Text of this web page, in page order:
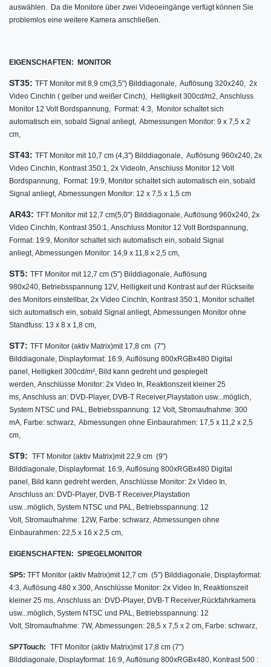
auswählen. Da die Monitore über zwei Videoeingänge verfügt können Sie
problemlos eine weitere Kamera anschließen.
EIGENSCHAFTEN: MONITOR
ST35: TFT Monitor mit 8,9 cm(3,5") Bilddiagonale, Auflösung 320x240, 2x
Video CinchIn ( gelber und weißer Cinch), Helligkeit 300cd/m2, Anschluss
Monitor 12 Volt Bordspannung, Format: 4:3, Monitor schaltet sich
automatisch ein, sobald Signal anliegt, Abmessungen Monitor: 9 x 7,5 x 2
cm,
ST43: TFT Monitor mit 10,7 cm (4,3") Bilddiagonale, Auflösung 960x240, 2x
Video CinchIn, Kontrast 350:1, 2x VideoIn, Anschluss Monitor 12 Volt
Bordspannung, Format: 19:9, Monitor schaltet sich automatisch ein, sobald
Signal anliegt, Abmessungen Monitor: 12 x 7,5 x 1,5 cm
AR43: TFT Monitor mit 12,7 cm(5,0") Bilddiagonale, Auflösung 960x240, 2x
Video CinchIn, Kontrast 350:1, Anschluss Monitor 12 Volt Bordspannung,
Format: 19:9, Monitor schaltet sich automatisch ein, sobald Signal
anliegt, Abmessungen Monitor: 14,9 x 11,8 x 2,5 cm,
ST5: TFT Monitor mit 12,7 cm (5") Bilddiagonale, Auflösung
980x240, Betriebsspannung 12V, Helligkeit und Kontrast auf der Rückseite
des Monitors einstellbar, 2x Video CinchIn, Kontrast 350:1, Monitor schaltet
sich automatisch ein, sobald Signal anliegt, Abmessungen Monitor ohne
Standfuss: 13 x 8 x 1,8 cm,
ST7: TFT Monitor (aktiv Matrix)mit 17,8 cm (7")
Bilddiagonale, Displayformat: 16:9, Auflösung 800xRGBx480 Digital
panel, Helligkeit 300cd/m², Bild kann gedreht und gespiegelt
werden, Anschlüsse Monitor: 2x Video In, Reaktionszeit kleiner 25
ms, Anschluss an: DVD-Player, DVB-T Receiver,Playstation usw...möglich,
System NTSC und PAL, Betriebsspannung: 12 Volt, Stromaufnahme: 300
mA, Farbe: schwarz, Abmessungen ohne Einbaurahmen: 17,5 x 11,2 x 2,5
cm,
ST9: TFT Monitor (aktiv Matrix)mit 22,9 cm (9")
Bilddiagonale, Displayformat: 16:9, Auflösung 800xRGBx480 Digital
panel, Bild kann gedreht werden, Anschlüsse Monitor: 2x Video In,
Anschluss an: DVD-Player, DVB-T Receiver,Playstation
usw...möglich, System NTSC und PAL, Betriebsspannung: 12
Volt, Stromaufnahme: 12W, Farbe: schwarz, Abmessungen ohne
Einbaurahmen: 22,5 x 16 x 2,5 cm,
EIGENSCHAFTEN: SPIEGELMONITOR
SP5: TFT Monitor (aktiv Matrix)mit 12,7 cm (5") Bilddiagonale, Displayformat:
4:3, Auflösung 480 x 300, Anschlüsse Monitor: 2x Video In, Reaktionszeit
kleiner 25 ms, Anschluss an: DVD-Player, DVB-T Receiver,Rückfahrkamera
usw...möglich, System NTSC und PAL, Betriebsspannung: 12
Volt, Stromaufnahme: 7W, Abmessungen: 28,5 x 7,5 x 2 cm, Farbe: schwarz,
SP7Touch: TFT Monitor (aktiv Matrix)mit 17,8 cm (7")
Bilddiagonale, Displayformat: 16:9, Auflösung 800xRGBx480, Kontrast 500 :